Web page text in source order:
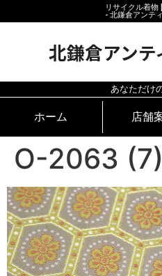
リサイクル着物
- 北鎌倉アンテ
北鎌倉アン
あなただけ
ホーム 店舗
O-2063 (7)